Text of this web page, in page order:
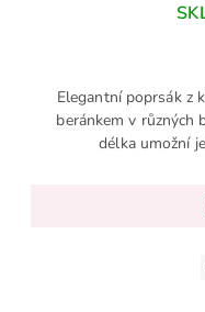
Elegantní poprsák z
beránkem v různých
délka umožní